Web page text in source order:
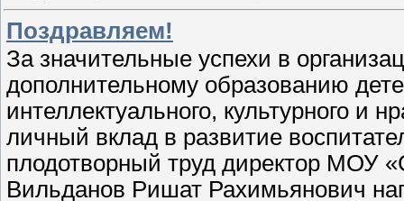
Поздравляем!
За значительные успехи в
дополнительному образованию
интеллектуального, культурного и
личный вклад в развитие
плодотворный труд директор МОУ
Вильданов Ришат Рахимьянович